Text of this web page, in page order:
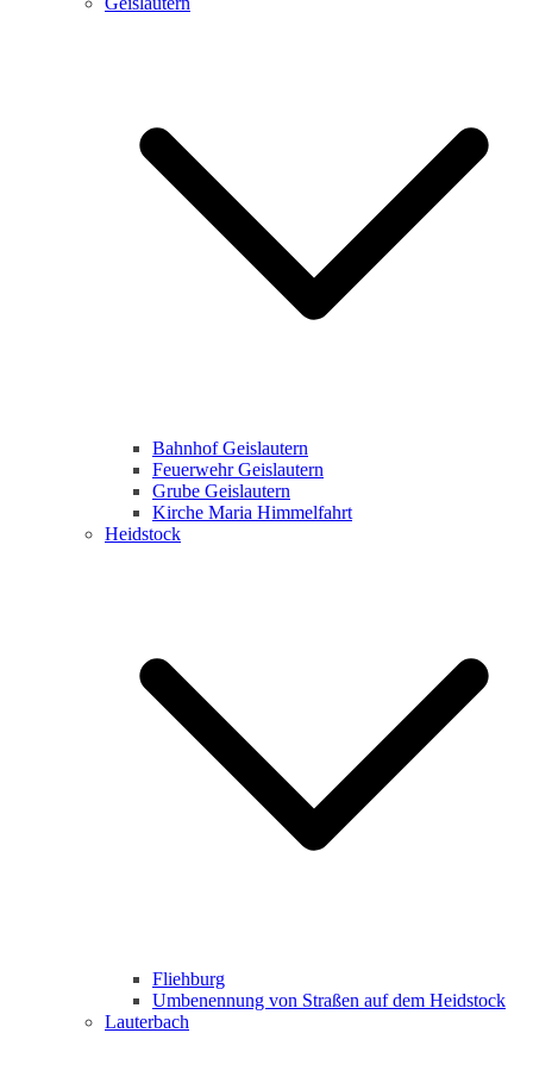
Bahnhof Geislautern
Feuerwehr Geislautern
Grube Geislautern
Kirche Maria Himmelfahrt
Heidstock
Fliehburg
Umbenennung von Straßen auf dem Heidstock
Lauterbach